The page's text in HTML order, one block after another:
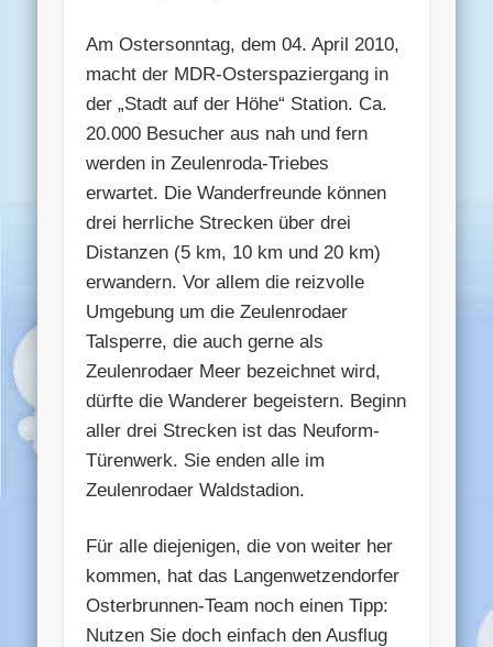
Am Ostersonntag, dem 04. April 2010,
macht der MDR-Osterspaziergang in
der „Stadt auf der Höhe“ Station. Ca.
20.000 Besucher aus nah und fern
werden in Zeulenroda-Triebes
erwartet. Die Wanderfreunde können
drei herrliche Strecken über drei
Distanzen (5 km, 10 km und 20 km)
erwandern. Vor allem die reizvolle
Umgebung um die Zeulenrodaer
Talsperre, die auch gerne als
Zeulenrodaer Meer bezeichnet wird,
dürfte die Wanderer begeistern. Beginn
aller drei Strecken ist das Neuform-
Türenwerk. Sie enden alle im
Zeulenrodaer Waldstadion.
Für alle diejenigen, die von weiter her
kommen, hat das Langenwetzendorfer
Osterbrunnen-Team noch einen Tipp:
Nutzen Sie doch einfach den Ausflug